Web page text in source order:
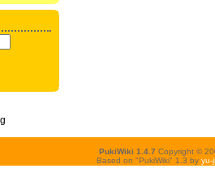
PukiWiki 1.4.7 Copyright ©
Based on "PukiWiki" 1.3 by yu-ji